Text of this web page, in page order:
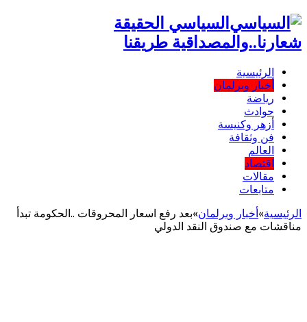
السياسي الحقيقة
شعارنا..والمصداقية طريقنا
الرئيسية
أخبار وبرلمان
رياضة
حوادث
أزهر وكنيسة
فن وثقافة
العالم
اقتصاد
مقالات
متابعات
الرئيسية»أخبار وبرلمان»بعد رفع اسعار المحروقات ..الحكومة تبدأ
مناقشات مع صندوق النقد الدولي